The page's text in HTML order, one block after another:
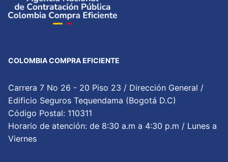
COLOMBIA COMPRA EFICIENTE
Carrera 7 No 26 - 20 Piso 23 / Dirección General /
Edificio Seguros Tequendama (Bogotá D.C)
Código Postal: 110311
Horario de atención: de 8:30 a.m a 4:30 p.m / Lunes a
Viernes